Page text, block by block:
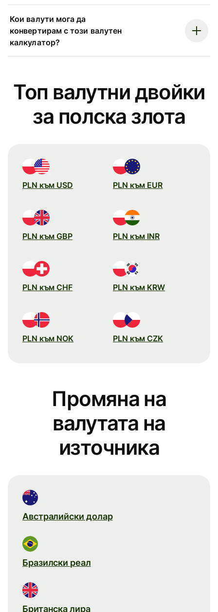
Кои валути мога да
конвертирам с този валутен
калкулатор?
Топ валутни двойки
за полска злота
PLN към USD PLN към EUR
PLN към GBP PLN към INR
PLN към CHF PLN към KRW
PLN към NOK PLN към CZK
Промяна на
валутата на
източника
Австралийски долар
Бразилски реал
Британска лира